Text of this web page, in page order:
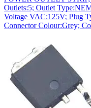
Outlets:5; Outlet
Voltage VAC:125V; Plug
Connector Colour:Grey;